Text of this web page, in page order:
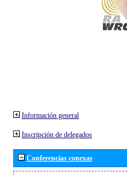
Información general
Inscripción de delegados
Conferencias conexas